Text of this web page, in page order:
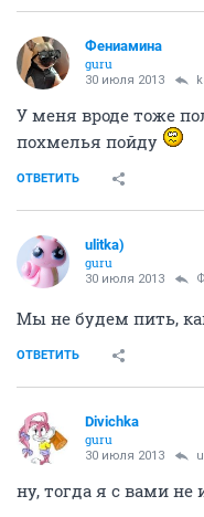
Фениамина
guru
30 июля 2013
У меня вроде тоже
похмелья пойду
ОТВЕТИТЬ
ulitka)
guru
30 июля 2013
Мы не будем пить,
ОТВЕТИТЬ
Divichka
guru
30 июля 2013
ну, тогда я с вами не